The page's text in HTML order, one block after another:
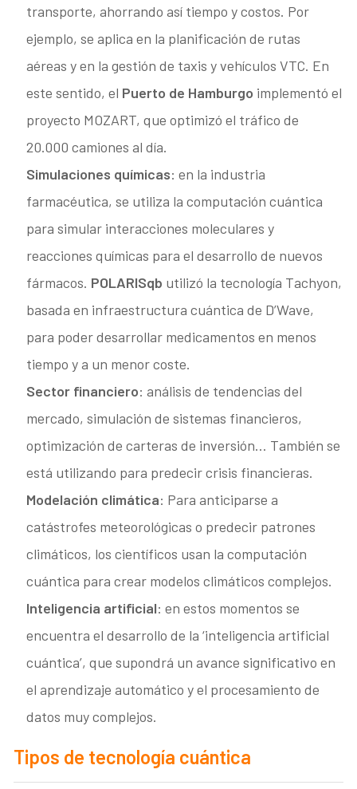
transporte, ahorrando así tiempo y costos. Por
ejemplo, se aplica en la planificación de rutas
aéreas y en la gestión de taxis y vehículos VTC. En
este sentido, el Puerto de Hamburgo implementó el
proyecto MOZART, que optimizó el tráfico de
20.000 camiones al día.
Simulaciones químicas: en la industria
farmacéutica, se utiliza la computación cuántica
para simular interacciones moleculares y
reacciones químicas para el desarrollo de nuevos
fármacos. POLARISqb utilizó la tecnología Tachyon,
basada en infraestructura cuántica de D’Wave,
para poder desarrollar medicamentos en menos
tiempo y a un menor coste.
Sector financiero: análisis de tendencias del
mercado, simulación de sistemas financieros,
optimización de carteras de inversión… También se
está utilizando para predecir crisis financieras.
Modelación climática: Para anticiparse a
catástrofes meteorológicas o predecir patrones
climáticos, los científicos usan la computación
cuántica para crear modelos climáticos complejos.
Inteligencia artificial: en estos momentos se
encuentra el desarrollo de la ‘inteligencia artificial
cuántica’, que supondrá un avance significativo en
el aprendizaje automático y el procesamiento de
datos muy complejos.
Tipos de tecnología cuántica